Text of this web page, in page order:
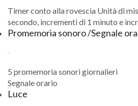
Timer conto alla rovescia Unità di
secondo, incrementi di 1 minuto e
Promemoria sonoro /Segnale
5 promemoria sonori giornalieri
Segnale orario
Luce